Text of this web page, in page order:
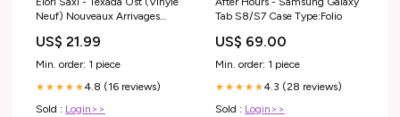
Neuf) Nouveaux Arrivages
US$ 21.99
Min. order: 1 piece
★★★★★4.8 (16 reviews)
Sold : Login>>
Tab S8/S7 Case Type:Folio
US$ 69.00
Min. order: 1 piece
★★★★★4.3 (28 reviews)
Sold : Login>>